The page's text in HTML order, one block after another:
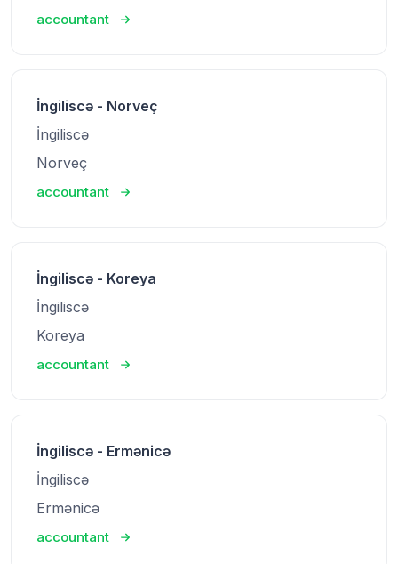
accountant
İngiliscə - Norveç
İngiliscə
Norveç
accountant
İngiliscə - Koreya
İngiliscə
Koreya
accountant
İngiliscə - Ermənicə
İngiliscə
Ermənicə
accountant